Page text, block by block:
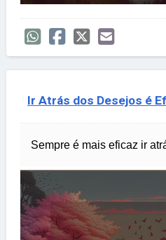
Ir Atrás dos Desejos é
Sempre é mais eficaz ir